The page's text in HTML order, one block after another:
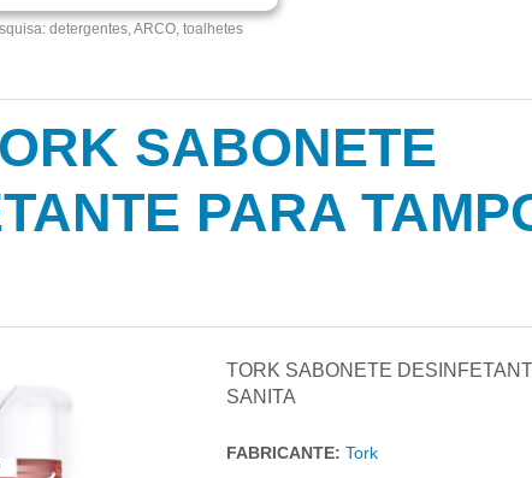
detergentes, ARCO, toalhetes
SABONETE
PARA
TORK SABONETE
SANITA
FABRICANTE: Tork